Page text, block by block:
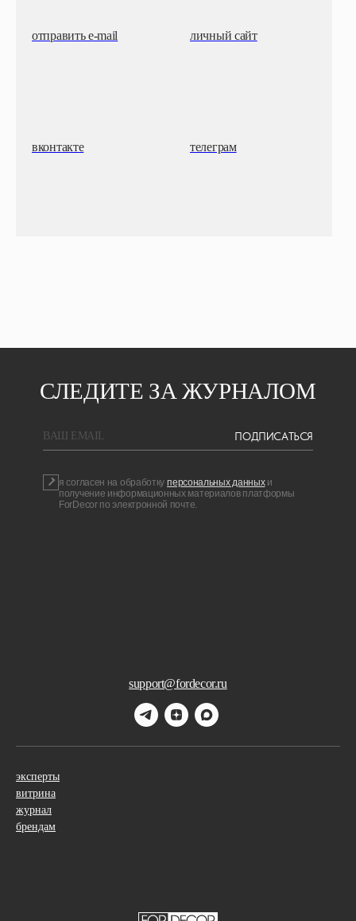
отправить e-mail личный сайт
вконтакте телеграм
support@fordecor.ru
СЛЕДИТЕ ЗА ЖУРНАЛОМ
BAШ EMAIL ПОДПИСАТЬСЯ
я согласен на обработку персональных данных и
получение информационных материалов платформы
ForDecor по электронной почте.
эксперты
витрина
журнал
брендам